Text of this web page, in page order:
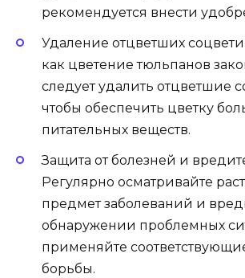
рекомендуется внести
Удаление отцветших
как цветение тюльпанов
следует удалить отцветшие
чтобы обеспечить цветку
питательных веществ.
Защита от болезней и
Регулярно осматривайте
предмет заболеваний и
обнаружении проблемных
применяйте
борьбы.